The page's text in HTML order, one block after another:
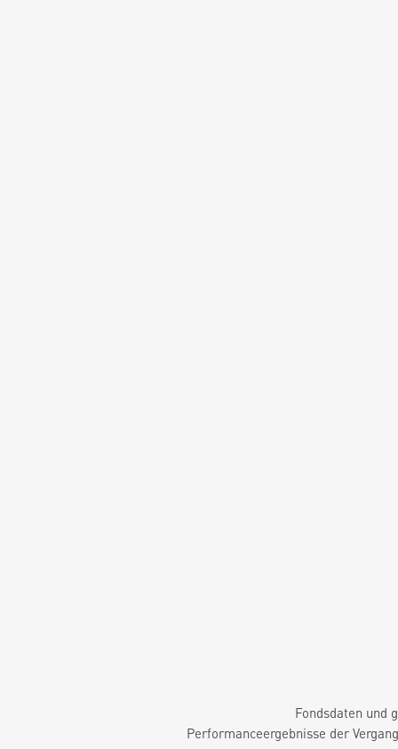
Fondsdaten und
Performanceergebnisse der